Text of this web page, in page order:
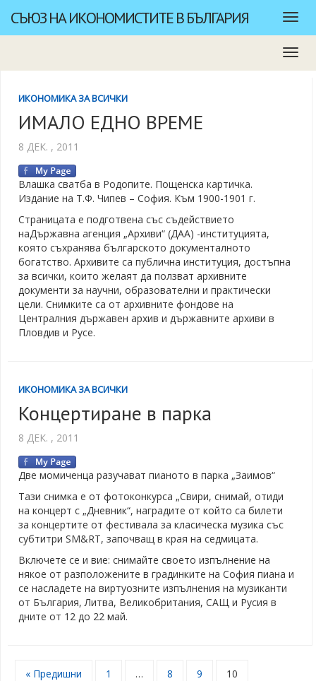
СЪЮЗ НА ИКОНОМИСТИТЕ В БЪЛГАРИЯ
ИКОНОМИКА ЗА ВСИЧКИ
ИМАЛО ЕДНО ВРЕМЕ
8 ДЕК. , 2011
Влашка сватба в Родопите. Пощенска картичка.
Издание на Т.Ф. Чипев – София. Към 1900-1901 г.
Страницата е подготвена със съдействието
наДържавна агенция „Архиви“ (ДАА) -институцията,
която съхранява българското документалното
богатство. Архивите са публична институция, достъпна
за всички, които желаят да ползват архивните
документи за научни, образователни и практически
цели. Снимките са от архивните фондове на
Централния държавен архив и държавните архиви в
Пловдив и Русe.
ИКОНОМИКА ЗА ВСИЧКИ
Концертиране в парка
8 ДЕК. , 2011
Две момиченца разучават пианото в парка „Заимов“
Тази снимка е от фотоконкурса „Свири, снимай, отиди
на концерт с „Дневник“, наградите от който са билети
за концертите от фестивала за класическа музика със
субтитри SM&RT, започващ в края на седмицата.
Включете се и вие: снимайте своето изпълнение на
някое от разположените в градинките на София пиана и
се насладете на виртуозните изпълнения на музиканти
от България, Литва, Великобритания, САЩ и Русия в
дните от 12 до 22 май.
« Предишни 1 … 8 9 10